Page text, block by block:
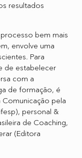
resultados
bem mais
envolve uma
Para
de estabelecer
com a
de formação, é
pela
personal &
de Coaching,
(Editora